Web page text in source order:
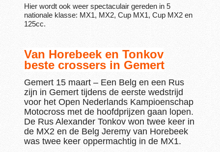
Hier wordt ook weer spectaculair gereden in 5
nationale klasse: MX1, MX2, Cup MX1, Cup MX2 en
125cc.
Van Horebeek en Tonkov
beste crossers in Gemert
Gemert 15 maart – Een Belg en een Rus
zijn in Gemert tijdens de eerste wedstrijd
voor het Open Nederlands Kampioenschap
Motocross met de hoofdprijzen gaan lopen.
De Rus Alexander Tonkov won twee keer in
de MX2 en de Belg Jeremy van Horebeek
was twee keer oppermachtig in de MX1.